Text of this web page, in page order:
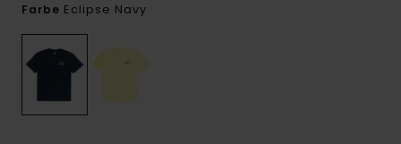
Farbe Eclipse Navy